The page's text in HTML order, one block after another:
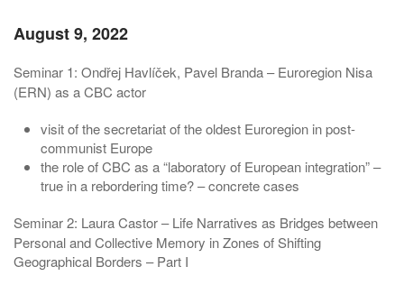
August 9, 2022
Seminar 1: Ondřej Havlíček, Pavel Branda – Euroregion Nisa
(ERN) as a CBC actor
visit of the secretariat of the oldest Euroregion in post-
communist Europe
the role of CBC as a “laboratory of European integration” –
true in a rebordering time? – concrete cases
Seminar 2: Laura Castor – Life Narratives as Bridges between
Personal and Collective Memory in Zones of Shifting
Geographical Borders – Part I